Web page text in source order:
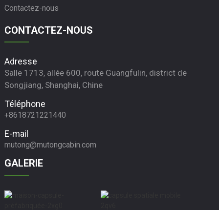
Contactez-nous
CONTACTEZ-NOUS
Adresse
Salle 1713, allée 600, route Guangfulin, district de
Songjiang, Shanghai, Chine
Téléphone
+8618721221440
E-mail
mutong@mutongcabin.com
GALERIE